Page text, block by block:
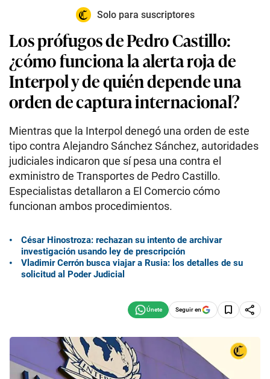
Solo para suscriptores
Los prófugos de Pedro Castillo:
¿cómo funciona la alerta roja de
Interpol y de quién depende una
orden de captura internacional?
Mientras que la Interpol denegó una orden de este
tipo contra Alejandro Sánchez Sánchez, autoridades
judiciales indicaron que sí pesa una contra el
exministro de Transportes de Pedro Castillo.
Especialistas detallaron a El Comercio cómo
funcionan ambos procedimientos.
César Hinostroza: rechazan su intento de archivar
investigación usando ley de prescripción
Vladimir Cerrón busca viajar a Rusia: los detalles de su
solicitud al Poder Judicial
Seguir en